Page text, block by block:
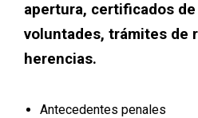
apertura, certificados
voluntades, trámites de
herencias.
Antecedentes penales